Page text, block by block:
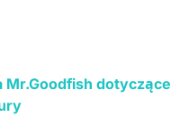
Mr.Goodfish dotyczące